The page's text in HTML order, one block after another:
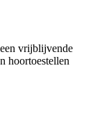
vrijblijvende
hoortoestellen